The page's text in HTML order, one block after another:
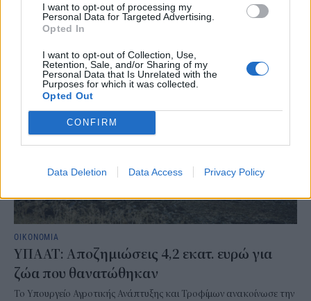
I want to opt-out of processing my
Personal Data for Targeted Advertising.
Opted In
I want to opt-out of Collection, Use,
Retention, Sale, and/or Sharing of my
Personal Data that Is Unrelated with the
Purposes for which it was collected.
Opted Out
CONFIRM
Data Deletion Data Access Privacy Policy
δεδομένο ότι η αντίστροφη μέτρηση για τις κάλπες έχει ήδη
ξεκινήσει.
ΟΙΚΟΝΟΜΙΑ
ΥΠΑΑΤ: Αποζημιώσεις 4,2 εκατ. ευρώ για
ζώα που θανατώθηκαν
Το Υπουργείο Αγροτικής Ανάπτυξης και Τροφίμων ανακοίνωσε την